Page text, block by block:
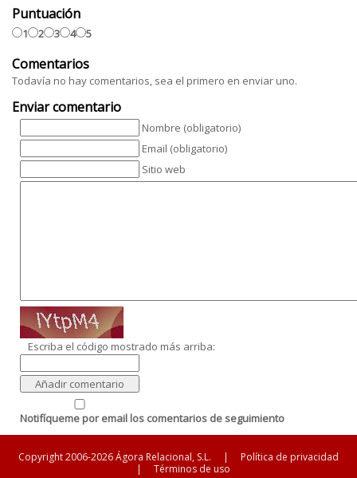
Puntuación
1 2 3 4 5
Comentarios
Todavía no hay comentarios, sea el primero en enviar uno.
Enviar comentario
Nombre (obligatorio)
Email (obligatorio)
Sitio web
Escriba el código mostrado más arriba:
Notifíqueme por email los comentarios de seguimiento
Copyright 2006-2026 Ágora Relacional, S.L. |
Política de privacidad
|
Términos de uso